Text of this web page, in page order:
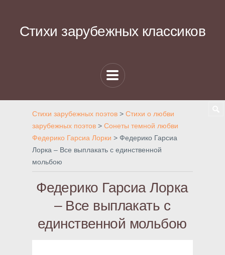
Стихи зарубежных классиков
Стихи зарубежных поэтов > Стихи о любви
зарубежных поэтов > Сонеты темной любви
Федерико Гарсиа Лорки > Федерико Гарсиа
Лорка – Все выплакать с единственной
мольбою
Федерико Гарсиа Лорка
– Все выплакать с
единственной мольбою